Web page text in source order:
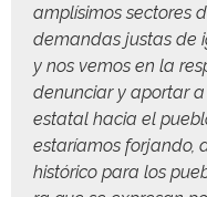
amplísi­mos sec­tores
deman­das jus­tas de
y nos vemos en la
denun­ciar y apor­tar
estatal hacia el
estaríamos for­jan­do,
históri­co para los